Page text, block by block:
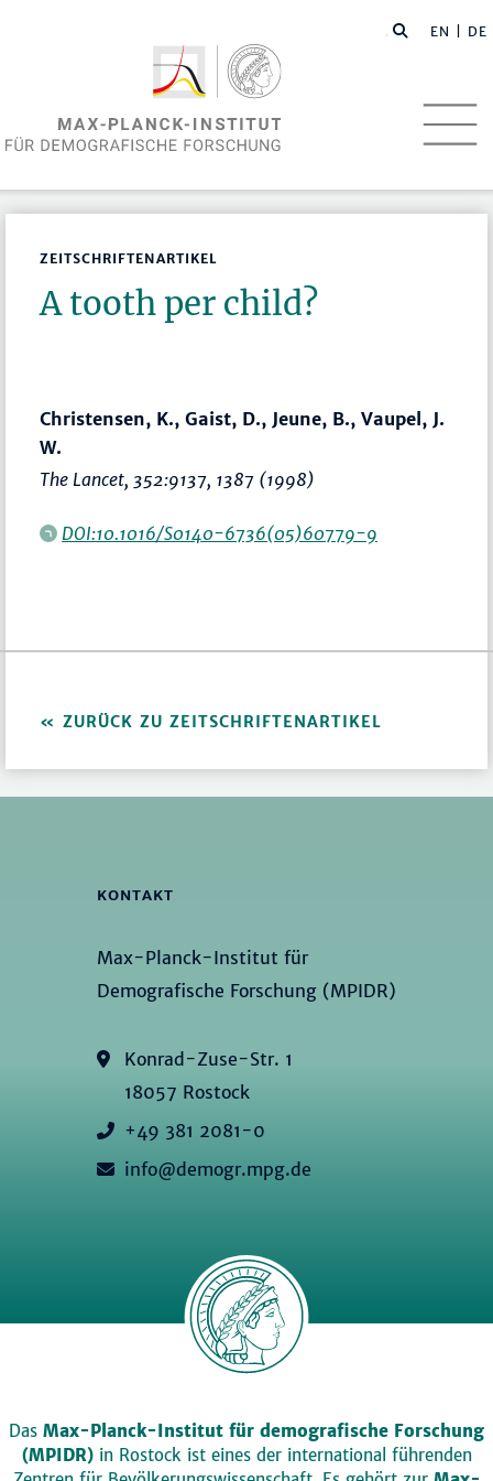
EN | DE
ZEITSCHRIFTENARTIKEL
A tooth per child?
Christensen, K., Gaist, D., Jeune, B., Vaupel, J.
W.
The Lancet, 352:9137, 1387 (1998)
DOI:10.1016/S0140-6736(05)60779-9
ZURÜCK ZU ZEITSCHRIFTENARTIKEL
KONTAKT
Max-Planck-Institut für
Demografische Forschung (MPIDR)
Konrad-Zuse-Str. 1
18057 Rostock
+49 381 2081-0
info@demogr.mpg.de
Das Max-Planck-Institut für demografische Forschung
(MPIDR)in Rostock ist eines der international führenden